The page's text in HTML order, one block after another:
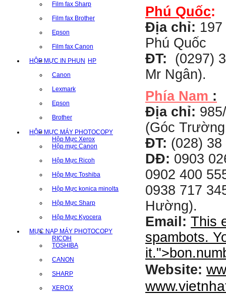
Film fax Sharp
Film fax Brother
Epson
Film fax Canon
HỘP MỰC IN PHUN HP
Canon
Lexmark
Epson
Brother
HỘP MỰC MÁY PHOTOCOPY
Hộp Mực Xerox
Hộp mực Canon
Hộp Mực Ricoh
Hộp Mực Toshiba
Hộp Mực konica minolta
Hộp Mực Sharp
Hộp Mực Kyocera
MỰC NẠP MÁY PHOTOCOPY
RICOH
TOSHIBA
CANON
SHARP
XEROX
Phú Quốc:
Địa chỉ:
Phú Quốc
ĐT:
(0297)
Mr Ngân).
Phía Nam :
Địa chỉ:
(Góc
ĐT: (028)
DĐ: 0903
0902 400
0938 717
Hường).
Email: This
spambots.
it.">
Website: